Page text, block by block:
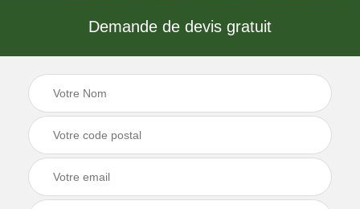
Demande de devis gratuit